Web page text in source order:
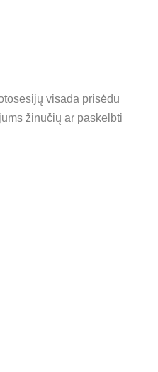
visada prisėdu
žinučių ar paskelbti